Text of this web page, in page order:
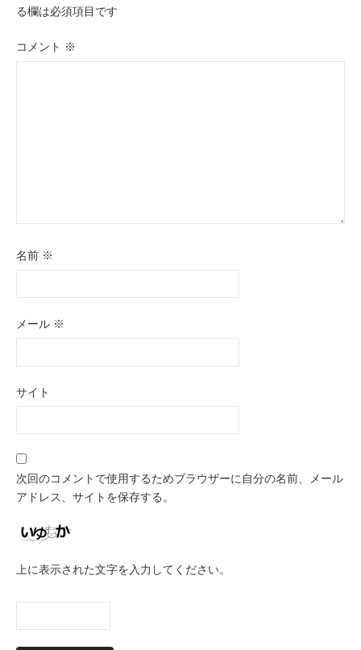
ー
シ
る欄は必須項目です
コメント ※
名前 ※
メール ※
サイト
次回のコメントで使用するためブラウザーに自分の名前、メール
アドレス、サイトを保存する。
上に表示された文字を入力してください。